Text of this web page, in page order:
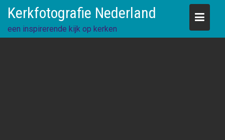
content
Kerkfotografie Nederland
een inspirerende kijk op kerken